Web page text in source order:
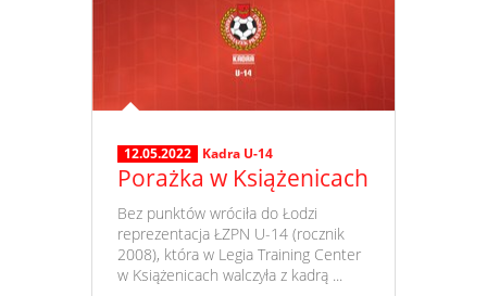
12.05.2022 Kadra U-14
Porażka w Książenicach
​ Bez punktów wróciła do Łodzi
reprezentacja ŁZPN U-14 (rocznik
2008), która w Legia Training Center
w Książenicach walczyła z kadrą ...